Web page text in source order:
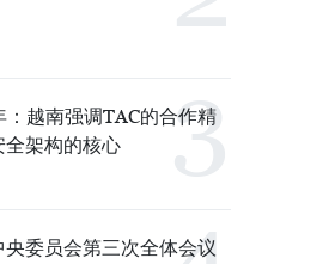
：越南强调TAC的合作精
架构的核心
委员会第三次全体会议